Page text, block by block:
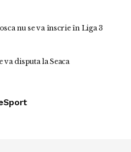
nu se va înscrie în Liga 3
disputa la Seaca